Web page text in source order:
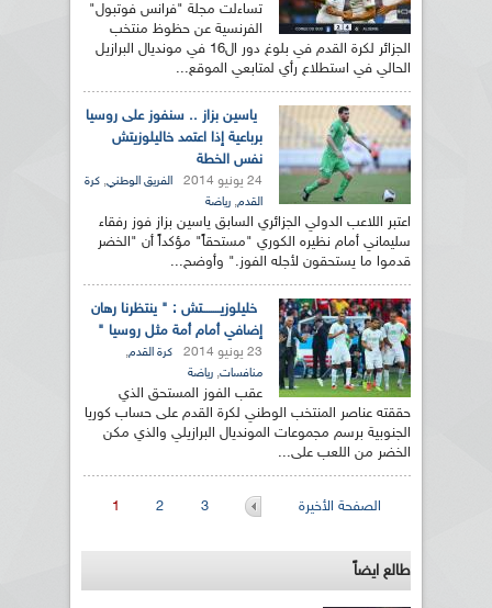
تساءلت مجلة "فرانس فوتبول"
الفرنسية عن حظوظ منتخب
الجزائر لكرة القدم في بلوغ دور ال16 في مونديال البرازيل
الحالي في استطلاع رأي لمتابعي الموقع...
ياسين بزاز .. سنفوز على روسيا
برباعية إذا اعتمد خاليلوزيتش
نفس الخطة
24 يونيو 2014 الفريق الوطني, كرة
القدم, رياضة
اعتبر اللاعب الدولي الجزائري السابق ياسين بزاز فوز رفقاء
سليماني أمام نظيره الكوري "مستحقاً" مؤكداً أن "الخضر
قدموا ما يستحقون لأجله الفوز." وأوضح...
خليلوزيــــــــتش : " ينتظرنا رهان
إضافي أمام أمة مثل روسيا "
23 يونيو 2014 كرة القدم,
منافسات, رياضة
عقب الفوز المستحق الذي
حققته عناصر المنتخب الوطني لكرة القدم على حساب كوريا
الجنوبية برسم مجموعات المونديال البرازيلي والذي مكن
الخضر من اللعب على...
الصفحات 1 2 3 الصفحة الأخيرة
طالع ايضاً